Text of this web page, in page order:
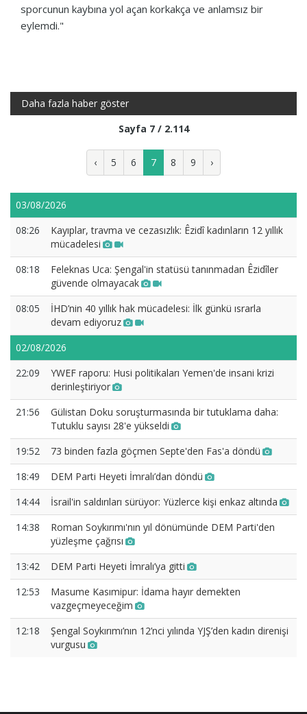
sporcunun kaybına yol açan korkakça ve anlamsız bir
eylemdi."
Daha fazla haber göster
Sayfa 7 / 2.114
‹ 5 6 7 8 9 ›
03/08/2026
08:26
Kayıplar, travma ve cezasızlık: Êzidî kadınların 12 yıllık
mücadelesi
08:18
Feleknas Uca: Şengal'in statüsü tanınmadan Êzidîler
güvende olmayacak
08:05
İHD’nin 40 yıllık hak mücadelesi: İlk günkü ısrarla
devam ediyoruz
02/08/2026
22:09
YWEF raporu: Husi politikaları Yemen'de insani krizi
derinleştiriyor
21:56
Gülistan Doku soruşturmasında bir tutuklama daha:
Tutuklu sayısı 28'e yükseldi
19:52
73 binden fazla göçmen Septe'den Fas'a döndü
18:49
DEM Parti Heyeti İmralı’dan döndü
14:44
İsrail'in saldırıları sürüyor: Yüzlerce kişi enkaz altında
14:38
Roman Soykırımı'nın yıl dönümünde DEM Parti'den
yüzleşme çağrısı
13:42
DEM Parti Heyeti İmralı’ya gitti
12:53
Masume Kasımipur: İdama hayır demekten
vazgeçmeyeceğim
12:18
Şengal Soykırımı’nın 12’nci yılında YJŞ’den kadın direnişi
vurgusu